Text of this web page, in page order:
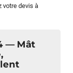
— Mât
votre devis à